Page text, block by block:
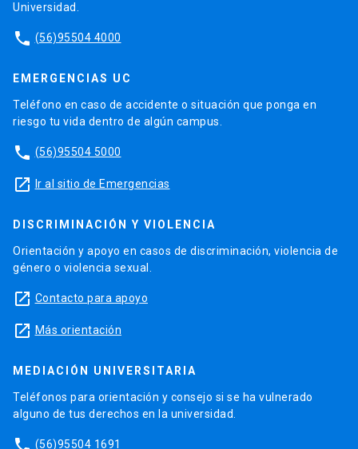
Universidad.
phone (56)95504 4000
EMERGENCIAS UC
Teléfono en caso de accidente o situación que ponga en
riesgo tu vida dentro de algún campus.
phone (56)95504 5000
launch Ir al sitio de Emergencias
DISCRIMINACIÓN Y VIOLENCIA
Orientación y apoyo en casos de discriminación, violencia de
género o violencia sexual.
launch Contacto para apoyo
launch Más orientación
MEDIACIÓN UNIVERSITARIA
Teléfonos para orientación y consejo si se ha vulnerado
alguno de tus derechos en la universidad.
(56)95504 1691